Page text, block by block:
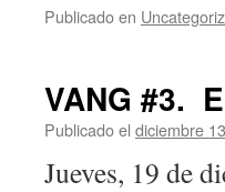
Publicado en
VANG #3.
Publicado el diciembre
Jueves, 19 de